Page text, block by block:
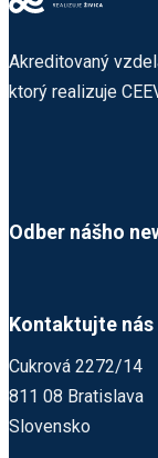
Akreditovaný
ktorý realizuje
Odber nášho
Kontaktujte nás
Cukrová 2272/14
811 08 Bratislava
Slovensko